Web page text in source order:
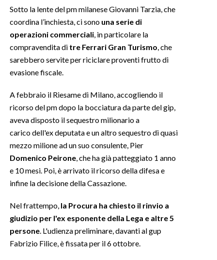
3 MINUTI CON
INSULARITÀ
ANNUNCI
NECROLOGI
PUBBLICITÀ
SPIAGGE
STORE
Sotto la lente del pm milanese Giovanni Tarzia, che
coordina l’inchiesta, ci sono una serie di
operazioni commerciali , in particolare la
compravendita di tre Ferrari Gran Turismo , che
sarebbero servite per riciclare proventi frutto di
evasione fiscale.
A febbraio il Riesame di Milano, accogliendo il
ricorso del pm dopo la bocciatura da parte del gip,
aveva disposto il sequestro milionario a
carico dell'ex deputata e un altro sequestro di quasi
mezzo milione ad un suo consulente, Pier
Domenico Peirone , che ha già patteggiato 1 anno
e 10 mesi. Poi, è arrivato il ricorso della difesa e
infine la decisione della Cassazione.
Nel frattempo, la Procura ha chiesto il rinvio a
giudizio per l'ex esponente della Lega e altre 5
persone . L'udienza preliminare, davanti al gup
Fabrizio Filice, è fissata per il 6 ottobre.